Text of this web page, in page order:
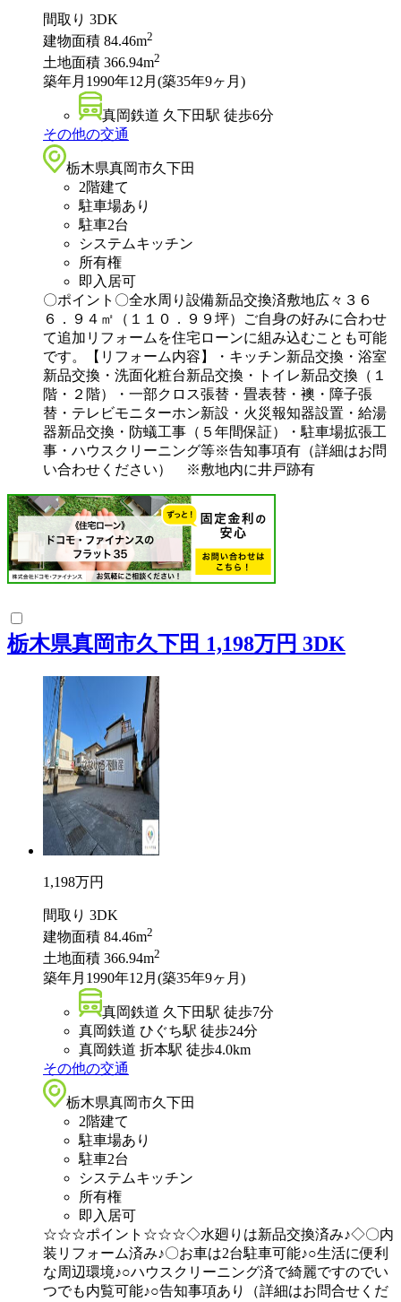
間取り 3DK
建物面積 84.46m2
土地面積 366.94m2
築年月 1990年12月(築35年9ヶ月)
真岡鉄道 久下田駅 徒歩6分
その他の交通
栃木県真岡市久下田
2階建て
駐車場あり
駐車2台
システムキッチン
所有権
即入居可
〇ポイント〇全水周り設備新品交換済敷地広々３６
６．９４㎡（１１０．９９坪）ご自身の好みに合わせ
て追加リフォームを住宅ローンに組み込むことも可能
です。【リフォーム内容】・キッチン新品交換・浴室
新品交換・洗面化粧台新品交換・トイレ新品交換（１
階・２階）・一部クロス張替・畳表替・襖・障子張
替・テレビモニターホン新設・火災報知器設置・給湯
器新品交換・防蟻工事（５年間保証）・駐車場拡張工
事・ハウスクリーニング等※告知事項有（詳細はお問
い合わせください） ※敷地内に井戸跡有
栃木県真岡市久下田 1,198万円 3DK
1,198万円
間取り 3DK
建物面積 84.46m2
土地面積 366.94m2
築年月 1990年12月(築35年9ヶ月)
真岡鉄道 久下田駅 徒歩7分
真岡鉄道 ひぐち駅 徒歩24分
真岡鉄道 折本駅 徒歩4.0km
その他の交通
栃木県真岡市久下田
2階建て
駐車場あり
駐車2台
システムキッチン
所有権
即入居可
☆☆☆ポイント☆☆☆◇水廻りは新品交換済み♪◇〇内
装リフォーム済み♪〇お車は2台駐車可能♪○生活に便利
な周辺環境♪○ハウスクリーニング済で綺麗ですのでい
つでも内覧可能♪○告知事項あり（詳細はお問合せくだ